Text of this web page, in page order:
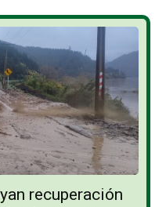
recuperación